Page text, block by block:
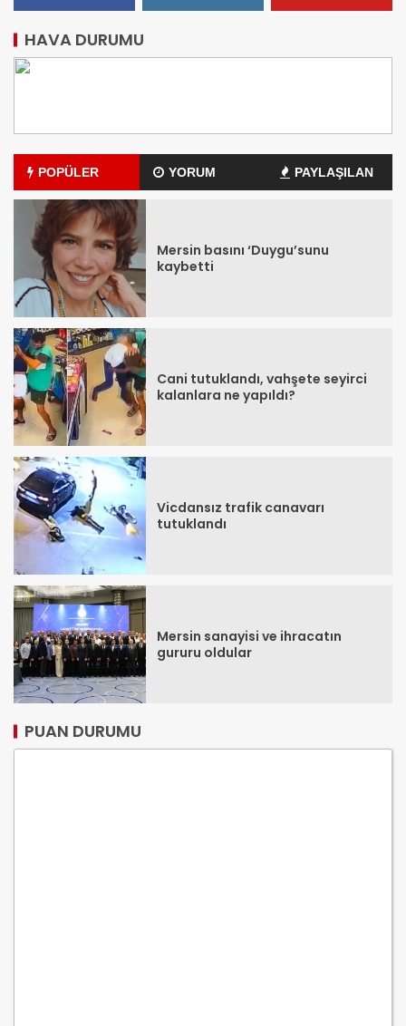
HAVA DURUMU
POPÜLER YORUM PAYLAŞILAN
Mersin basını ‘Duygu’sunu
kaybetti
Cani tutuklandı, vahşete seyirci
kalanlara ne yapıldı?
Vicdansız trafik canavarı
tutuklandı
Mersin sanayisi ve ihracatın
gururu oldular
PUAN DURUMU